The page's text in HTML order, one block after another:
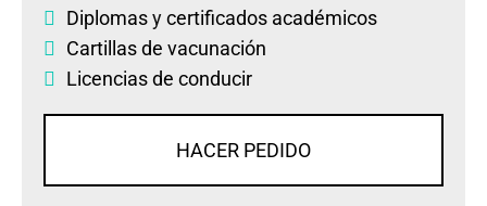
Diplomasycertificados académicos
Cartillas de vacunación
Licencias de conducir
HACER PEDIDO